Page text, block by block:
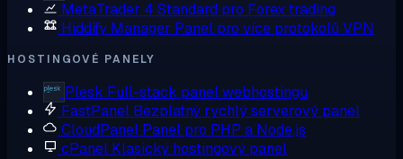
MetaTrader 4 Standard pro Forex trading
Hiddify Manager Panel pro více protokolů VPN
HOSTINGOVÉ PANELY
Plesk Full-stack panel webhostingu
FastPanel Bezplatný rychlý serverový panel
CloudPanel Panel pro PHP a Node.js
cPanel Klasický hostingový panel